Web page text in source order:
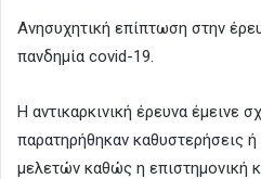
Ανησυχητική επίπτωση στην
πανδημία covid-19.
Η αντικαρκινική έρευνα έμεινε
παρατηρήθηκαν καθυστερήσεις ή
μελετών καθώς η επιστημονική